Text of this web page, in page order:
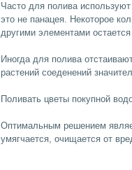
Часто для полива
это не панацея. Некоторое
другими элементами
Иногда для полива
Поливать цветы покупной
Оптимальным решением